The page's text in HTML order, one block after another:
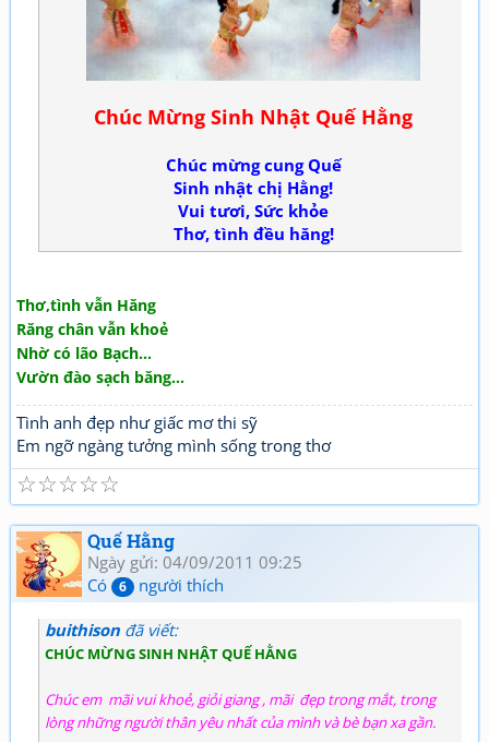
Chúc Mừng Sinh Nhật Quế Hằng
Chúc mừng cung Quế
Sinh nhật chị Hằng!
Vui tươi, Sức khỏe
Thơ, tình đều hăng!
Thơ,tình vẫn Hăng
Răng chân vẫn khoẻ
Nhờ có lão Bạch...
Vườn đào sạch băng...
Tình anh đẹp như giấc mơ thi sỹ
Em ngỡ ngàng tưởng mình sống trong thơ
☆
☆
☆
☆
☆
Quế Hằng
Ngày gửi: 04/09/2011 09:25
Có
6 người thích
buithison đã viết:
CHÚC MỪNG SINH NHẬT QUẾ HẰNG
Chúc em mãi vui khoẻ, giỏi giang , mãi đẹp trong mắt, trong
lòng những người thân yêu nhất của mình và bè bạn xa gần.